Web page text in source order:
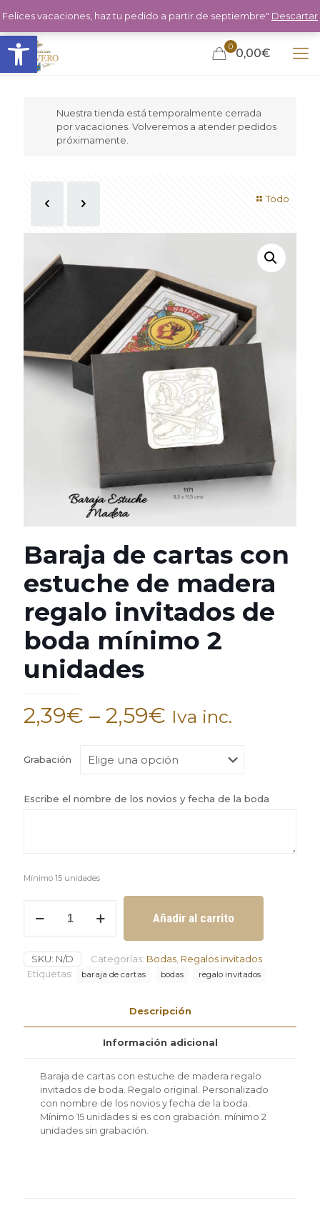
Abrir barra de herramientas 0 0,00€
Nuestra tienda está temporalmente cerrada
por vacaciones. Volveremos a atender pedidos
próximamente.
Todo
Baraja de cartas con
estuche de madera
regalo invitados de
boda mínimo 2
unidades
2,39€ – 2,59€ Iva inc.
Grabación
Escribe el nombre de los novios y fecha de la boda
Mínimo 15 unidades
estuche
de
de
unidades
cantidad
Añadir al carrito
SKU: N/D Categorías: Bodas Regalos invitados
Etiquetas:
baraja de cartas bodas regalo invitados
Descripción
Información adicional
Baraja de cartas con estuche de madera regalo
invitados de boda. Regalo original. Personalizado
con nombre de los novios y fecha de la boda.
Mínimo 15 unidades si es con grabación. mínimo 2
unidades sin grabación.
Felices vacaciones, haz tu pedido a partir de septiembre" Descartar